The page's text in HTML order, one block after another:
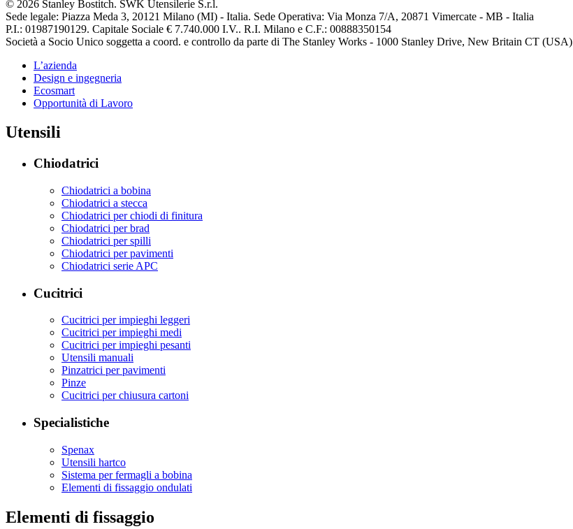
© 2026 Stanley Bostitch. SWK Utensilerie S.r.l.
Sede legale: Piazza Meda 3, 20121 Milano (MI) - Italia. Sede Operativa: Via Monza 7/A, 20871 Vimercate - MB - Italia
P.I.: 01987190129. Capitale Sociale € 7.740.000 I.V.. R.I. Milano e C.F.: 00888350154
Società a Socio Unico soggetta a coord. e controllo da parte di The Stanley Works - 1000 Stanley Drive, New Britain CT (USA)
L’azienda
Design e ingegneria
Ecosmart
Opportunità di Lavoro
Utensili
Chiodatrici
Chiodatrici a bobina
Chiodatrici a stecca
Chiodatrici per chiodi di finitura
Chiodatrici per brad
Chiodatrici per spilli
Chiodatrici per pavimenti
Chiodatrici serie APC
Cucitrici
Cucitrici per impieghi leggeri
Cucitrici per impieghi medi
Cucitrici per impieghi pesanti
Utensili manuali
Pinzatrici per pavimenti
Pinze
Cucitrici per chiusura cartoni
Specialistiche
Spenax
Utensili hartco
Sistema per fermagli a bobina
Elementi di fissaggio ondulati
Elementi di fissaggio